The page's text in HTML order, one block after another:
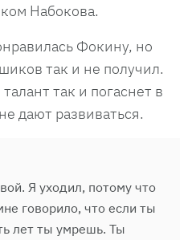
Набокова.
Фокину, но
так и не получил.
так и погаснет в
дают развиваться.
Я уходил, потому что
говорило, что если ты
лет ты умрешь. Ты